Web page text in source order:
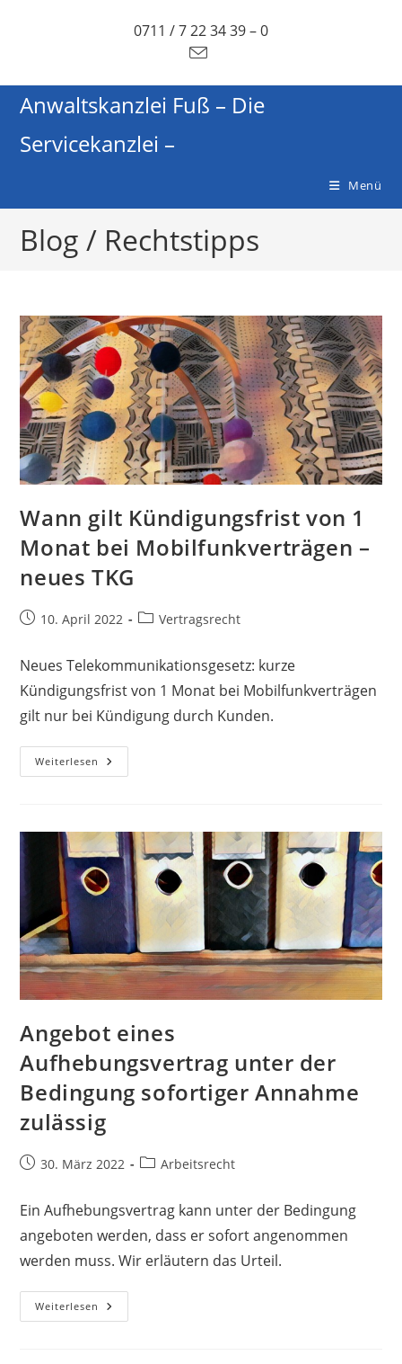
0711 / 7 22 34 39 – 0
Anwaltskanzlei Fuß – Die
Servicekanzlei –
Menü
Blog / Rechtstipps
Wann gilt Kündigungsfrist von 1
Monat bei Mobilfunkverträgen –
neues TKG
10. April 2022 Vertragsrecht
Neues Telekommunikationsgesetz: kurze
Kündigungsfrist von 1 Monat bei Mobilfunkverträgen
gilt nur bei Kündigung durch Kunden.
Weiterlesen
Angebot eines
Aufhebungsvertrag unter der
Bedingung sofortiger Annahme
zulässig
30. März 2022 Arbeitsrecht
Ein Aufhebungsvertrag kann unter der Bedingung
angeboten werden, dass er sofort angenommen
werden muss. Wir erläutern das Urteil.
Weiterlesen